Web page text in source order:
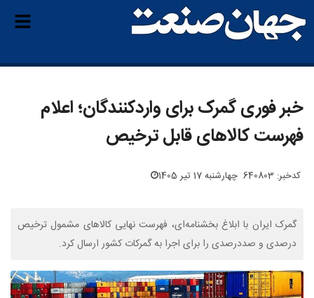
خبر فوری گمرک برای واردکنندگان؛ اعلام
فهرست کالاهای قابل ترخیص
کدخبر: 640803 چهارشنبه 17 تیر 1405
گمرک ایران با ابلاغ بخشنامه‌ای، فهرست نهایی کالاهای مشمول ترخیص
درصدی و صددرصدی را برای اجرا به گمرکات کشور ارسال کرد.